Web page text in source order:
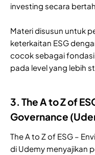
investing secara
Materi disusun untuk
keterkaitan ESG
cocok sebagai fondasi
pada level yang lebih
3. The A to Z of
Governance
The A to Z of ESG –
di Udemy menyajikan